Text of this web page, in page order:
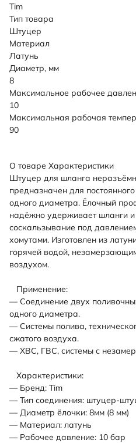
Tim
Тип товара
Штуцер
Материал
Латунь
Диаметр, мм
8
Максимальное рабочее
10
Максимальная рабочая
90
О товаре Характеристики
Штуцер для шланга
предназначен для
одного диаметра. Ёлочный
надёжно удерживает шланги
соскальзывание под
хомутами. Изготовлен из
горячей водой,
воздухом.
Применение:
— Соединение двух
одного диаметра.
— Системы полива,
сжатого воздуха.
— ХВС, ГВС, системы с
Характеристики:
— Бренд: Tim
— Тип соединения: штуцер-
— Диаметр ёлочки: 8мм (8 мм)
— Материал: латунь
— Рабочее давление: 10 бар